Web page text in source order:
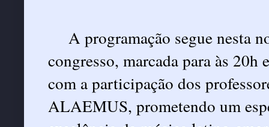
A programação segue nesta
congresso, marcada para às
com a participação dos
ALAEMUS, prometendo um